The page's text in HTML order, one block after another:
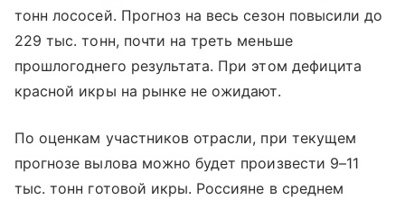
тонн лососей. Прогноз на весь сезон повысили до
229 тыс. тонн, почти на треть меньше
прошлогоднего результата. При этом дефицита
красной икры на рынке не ожидают.
По оценкам участников отрасли, при текущем
прогнозе вылова можно будет произвести 9–11
тыс. тонн готовой икры. Россияне в среднем